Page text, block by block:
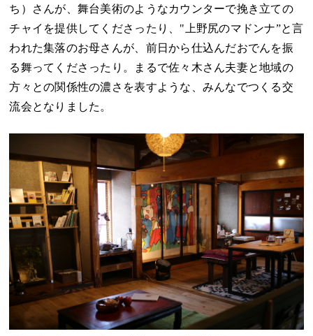
ち）さんが、舞台美術のようなカウンターで挽き立ての
チャイを提供してくださったり、"上野尻のマドンナ”と言
われた集落のお母さんが、前日から仕込んだおでんを振
る舞ってくださったり。まるで佐々木さん夫妻と地域の
方々との関係性の濃さを表すような、みんなでつくる交
流会となりました。